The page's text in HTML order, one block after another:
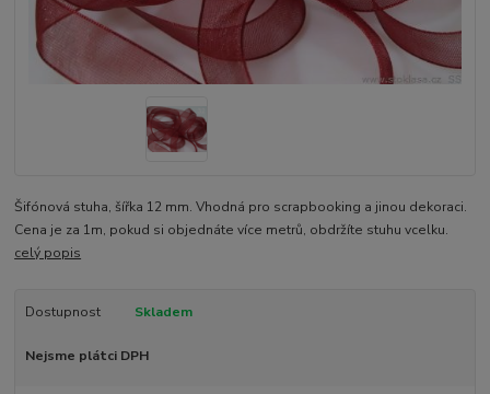
Šifónová stuha, šířka 12 mm. Vhodná pro scrapbooking a jinou dekoraci.
Cena je za 1m, pokud si objednáte více metrů, obdržíte stuhu vcelku.
celý popis
Dostupnost Skladem
Nejsme plátci DPH